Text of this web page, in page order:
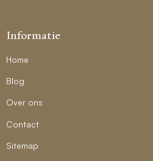
Informatie
Home
Blog
Over ons
Contact
Sitemap